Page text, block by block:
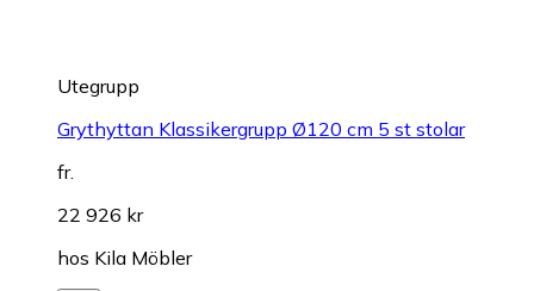
Utegrupp
Grythyttan Klassikergrupp Ø120 cm 5 st stolar
fr.
22 926 kr
hos Kila Möbler